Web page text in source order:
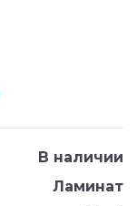
В наличии
Ламинат